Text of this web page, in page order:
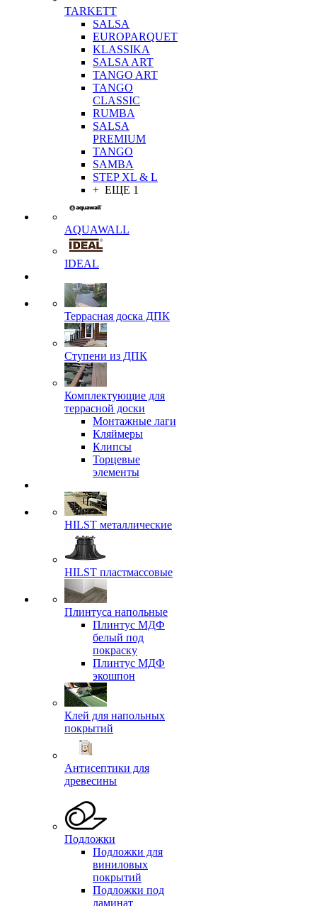
TARKETT
SALSA
EUROPARQUET
KLASSIKA
SALSA ART
TANGO ART
TANGO
CLASSIC
RUMBA
SALSA
PREMIUM
TANGO
SAMBA
STEP XL & L
+ ЕЩЕ 1
AQUAWALL
IDEAL
Террасная доска ДПК
Ступени из ДПК
Комплектующие для
террасной доски
Монтажные лаги
Кляймеры
Клипсы
Торцевые
элементы
HILST металлические
HILST пластмассовые
Плинтуса напольные
Плинтус МДФ
белый под
покраску
Плинтус МДФ
экошпон
Клей для напольных
покрытий
Антисептики для
древесины
Подложки
Подложки для
виниловых
покрытий
Подложки под
ламинат